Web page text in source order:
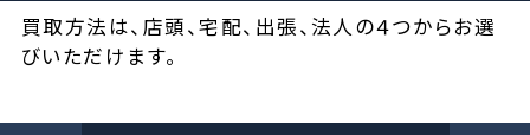
買取方法は、店頭、宅配、出張、法人の４つからお選
びいただけます。